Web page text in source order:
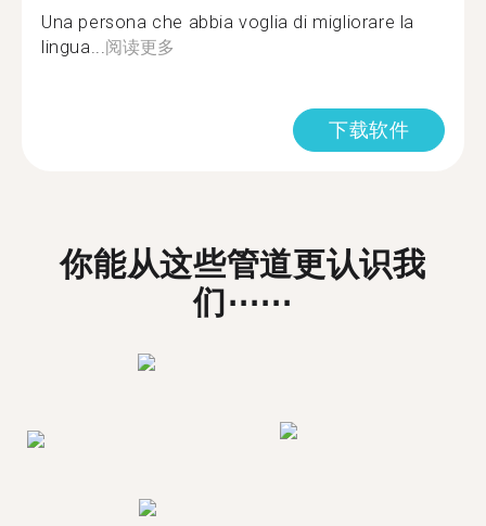
Una persona che abbia voglia di migliorare la
lingua...阅读更多
下载软件
你能从这些管道更认识我
们⋯⋯